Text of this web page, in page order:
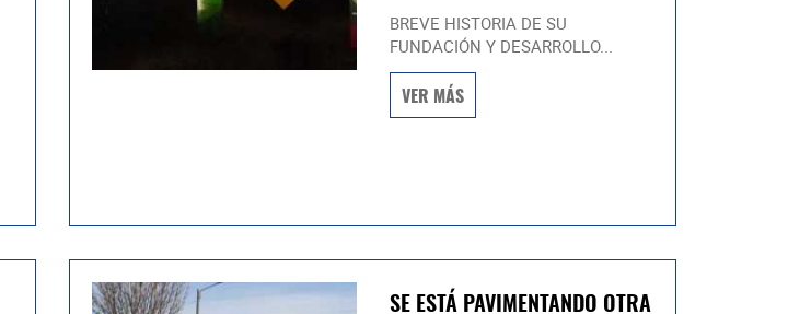
BREVE HISTORIA DE SU
FUNDACIÓN Y DESARROLLO...
VER MÁS
SE ESTÁ PAVIMENTANDO OTRA